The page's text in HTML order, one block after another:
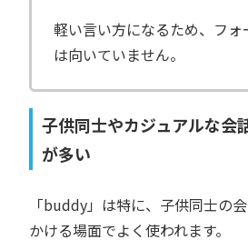
軽い言い方になるため、フ
は向いていません。
子供同士やカジュアルな会
が多い
「buddy」は特に、子供同士の
かける場面でよく使われます。